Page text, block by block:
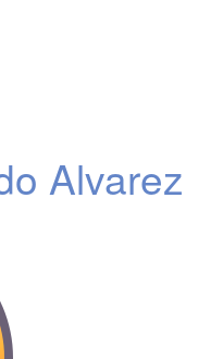
Alvarez